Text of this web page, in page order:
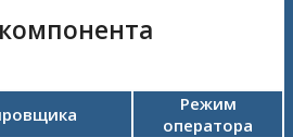
Режим
оператора